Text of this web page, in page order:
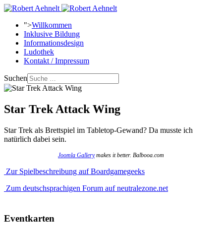
">Willkommen
Inklusive Bildung
Informationsdesign
Ludothek
Kontakt / Impressum
Suchen
Star Trek Attack Wing
Star Trek als Brettspiel im Tabletop-Gewand? Da musste ich
natürlich dabei sein.
Joomla Gallerymakes it better. Balbooa.com
Zur Spielbeschreibung auf Boardgamegeeks
Zum deutschsprachigen Forum auf neutralezone.net
Eventkarten